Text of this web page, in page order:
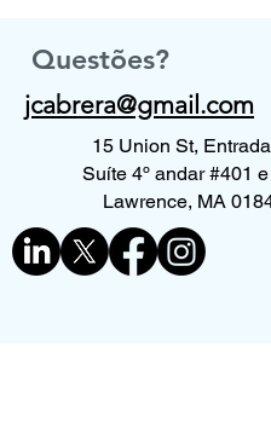
Questões?
jcabrera@gmail.com
15 Union St,
Suíte 4º andar #401
Lawrence, MA